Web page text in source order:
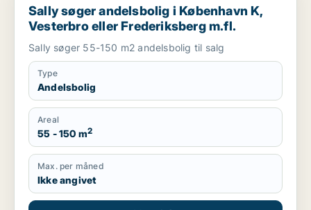
Sally søger andelsbolig i København K,
Vesterbro eller Frederiksberg m.fl.
Sally søger 55-150 m2 andelsbolig til salg
Type
Andelsbolig
Areal
55 - 150 m2
Max. per måned
Ikke angivet